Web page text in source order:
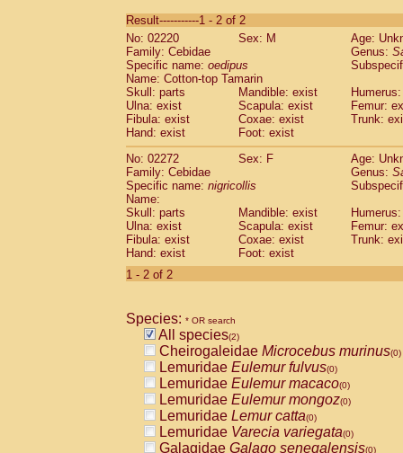
CebidaeSaguinus labiatus(0)
Cebidae Saguinus leucopus (0)
Cebidae
CebidaeSaguinus mystax
Cebidae Saguinus nigricollis (1)
Cebidae Saguinus oedipus
Cebidae Saguinus weddelli
Cebidae Saguinusspp.
Cebidae Aotus trivirgatus
Cebidae
CebidaeCebus apella
Cebidae
Cebidae Cebus nigrivittatus
Cebidae Cebusspp.(0)
Cebidae Saimiri boliviensis
CebidaeSaimiri sciureus(0)
AtelidaeAlouatta caraya(0)
Atelidae Alouatta seniculus
AtelidaeAlouatta
AtelidaeAteles belzebuth(0)
AtelidaeAteles geoffroyi(0)
AtelidaeAteles paniscus(0)
AtelidaeAtelesspp. (0)
AtelidaeLagothrix lagothricha
AtelidaeLagothrix lagothricha cana
PitheciidaeCacajao calvus
Result-----------1 - 2 of 2
No: 02220
Sex: M
Age:
Family: Cebidae
Genus:
Specific name: oedipus
Name: Cotton-top Tamarin
Skull: parts
Mandible: exist
Ulna: exist
Scapula: exist
Femur:
Fibula: exist
Coxae: exist
Trunk:
Hand: exist
Foot: exist
No: 02272
Sex: F
Age:
Family: Cebidae
Genus:
Specific name: nigricollis
Name:
Skull: parts
Mandible: exist
Ulna: exist
Scapula: exist
Femur:
Fibula: exist
Coxae: exist
Trunk:
Hand: exist
Foot: exist
1 - 2 of 2
Species: * OR search
All species(2)
Cheirogaleidae Microcebus murinus(0)
Lemuridae Eulemur fulvus(0)
Lemuridae Eulemur macaco(0)
Lemuridae Eulemur mongoz(0)
Lemuridae Lemur catta(0)
Lemuridae Varecia variegata(0)
Galagidae Galago senegalensis(0)